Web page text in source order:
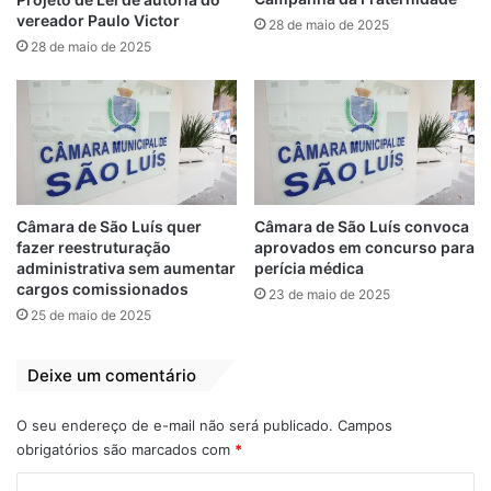
Oriundo de emenda parlamentar impositiva,
ou seja, quando o executivo municipal é
obrigado a pagar, o recurso foi direcionado
a Casa de Saúde no último dia 21 de
novembro, após reunião de Fátima Araújo
oportunidade Fátima garantiu cerca de R$
334.240,00. Assim como em 2019, quando
também destinou R$ 100 mil reais para a
Fundação Antônio Dino, este ano o dinheiro
vereador Paulo Victor
28 de maio de 2025
28 de maio de 2025
Câmara de São Luís quer
fazer reestruturação
administrativa sem aumentar
cargos comissionados
25 de maio de 2025
Câmara de São Luís convoca
aprovados em concurso para
perícia médica
23 de maio de 2025
Deixe um comentário
O seu endereço de e-mail não será publicado. Campos
obrigatórios são marcados com *